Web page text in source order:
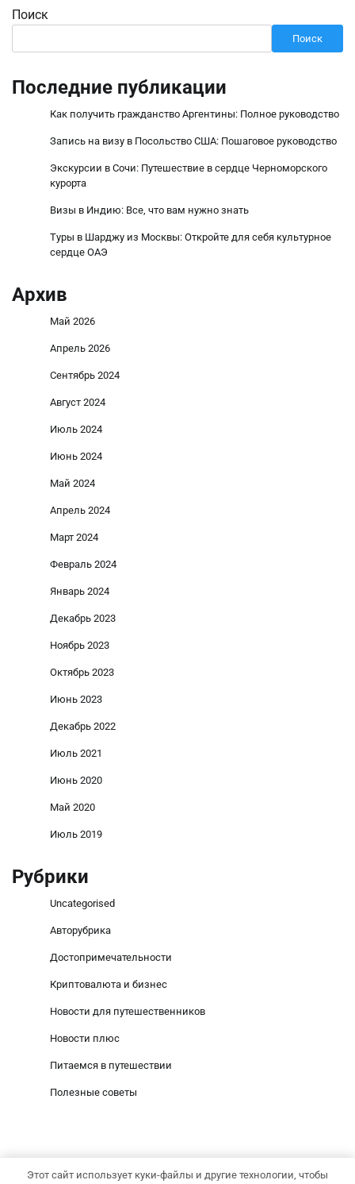
Поиск
Поиск
Последние публикации
Как получить гражданство Аргентины: Полное руководство
Запись на визу в Посольство США: Пошаговое руководство
Экскурсии в Сочи: Путешествие в сердце Черноморского
курорта
Визы в Индию: Все, что вам нужно знать
Туры в Шарджу из Москвы: Откройте для себя культурное
сердце ОАЭ
Архив
Май 2026
Апрель 2026
Сентябрь 2024
Август 2024
Июль 2024
Июнь 2024
Май 2024
Апрель 2024
Март 2024
Февраль 2024
Январь 2024
Декабрь 2023
Ноябрь 2023
Октябрь 2023
Июнь 2023
Декабрь 2022
Июль 2021
Июнь 2020
Май 2020
Июль 2019
Рубрики
Uncategorised
Авторубрика
Достопримечательности
Криптовалюта и бизнес
Новости для путешественников
Новости плюс
Питаемся в путешествии
Полезные советы
Этот сайт использует куки-файлы и другие технологии, чтобы